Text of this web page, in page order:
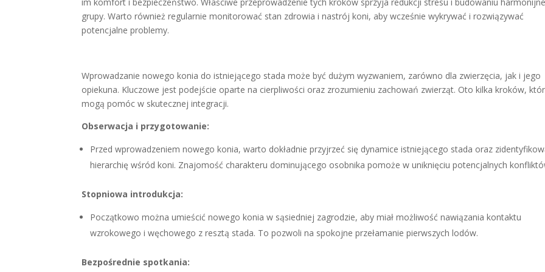
grupy. Warto również regularnie monitorować stan zdrowia i nastrój koni, aby wcześnie wykrywać i rozwiązywać
potencjalne problemy.
Wprowadzanie nowego konia do istniejącego stada może być dużym wyzwaniem, zarówno dla zwierzęcia, jak i jego
opiekuna. Kluczowe jest podejście oparte na cierpliwości oraz zrozumieniu zachowań zwierząt. Oto kilka kroków,
mogą pomóc w skutecznej integracji.
Obserwacja i przygotowanie:
Przed wprowadzeniem nowego konia, warto dokładnie przyjrzeć się dynamice istniejącego stada oraz
hierarchię wśród koni. Znajomość charakteru dominującego osobnika pomoże w uniknięciu potencjalnych
Stopniowa introdukcja:
Początkowo można umieścić nowego konia w sąsiedniej zagrodzie, aby miał możliwość nawiązania kontaktu
wzrokowego i węchowego z resztą stada. To pozwoli na spokojne przełamanie pierwszych lodów.
Bezpośrednie spotkania: